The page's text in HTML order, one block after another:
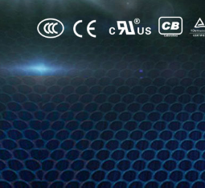
载照明